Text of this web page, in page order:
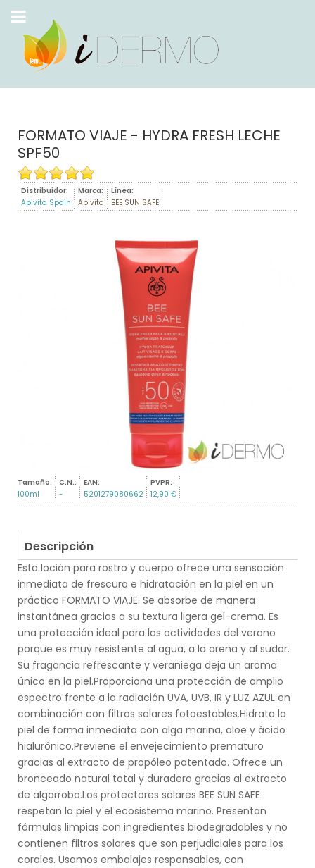
FORMATO VIAJE - HYDRA FRESH LECHE
SPF50
Distribuidor:
Apivita Spain
Marca:
Apivita
Línea:
BEE SUN SAFE
Tamaño:
100ml
C.N.:
-
EAN:
5201279080662
PVPR:
12,90 €
Descripción
Esta loción para rostro y cuerpo ofrece una sensación
inmediata de frescura e hidratación en la piel en un
práctico FORMATO VIAJE. Se absorbe de manera
instantánea gracias a su textura ligera gel-crema. Es
una protección ideal para las actividades del verano
porque es muy resistente al agua, a la arena y al sudor.
Su fragancia refrescante y veraniega deja un aroma
único en la piel.Proporciona una protección de amplio
espectro frente a la radiación UVA, UVB, IR y LUZ AZUL en
combinación con filtros solares fotoestables.Hidrata la
piel de forma inmediata con alga marina, aloe y ácido
hialurónico.Previene el envejecimiento prematuro
gracias al extracto de propóleo patentado. Ofrece un
bronceado natural total y duradero gracias al extracto
de algarroba.Los protectores solares BEE SUN SAFE
respetan la piel y el ecosistema marino. Presentan
fórmulas limpias con ingredientes biodegradables y no
contienen filtros solares que son perjudiciales para los
corales. Usamos embalajes responsables, con